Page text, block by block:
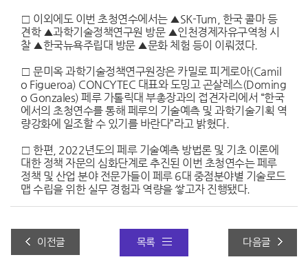
□ 이외에도 이번 초청연수에서는 ▲SK-Tum, 한국 콜마 등
견학 ▲과학기술정책연구원 방문 ▲인천경제자유구역청 시
찰 ▲한국뉴욕주립대 방문 ▲문화 체험 등이 이뤄졌다.
□ 문미옥 과학기술정책연구원장은 카밀로 피게로아(Camil
o Figueroa) CONCYTEC 대표와 도밍고 곤살레스(Doming
o Gonzales) 페루 가톨릭대 부총장과의 접견자리에서 “한국
에서의 초청연수를 통해 페루의 기술예측 및 과학기술기획 역
량강화에 일조할 수 있기를 바란다”라고 밝혔다.
□ 한편, 2022년도의 페루 기술예측 방법론 및 기초 이론에
대한 정책 자문의 심화단계로 추진된 이번 초청연수는 페루
정책 및 산업 분야 전문가들이 페루 6대 중점분야별 기술로드
맵 수립을 위한 실무 경험과 역량을 쌓고자 진행됐다.
이전글 목록 다음글
기술로드맵 자문사업」, 국가기술로드맵 채택으로 선포식 가져